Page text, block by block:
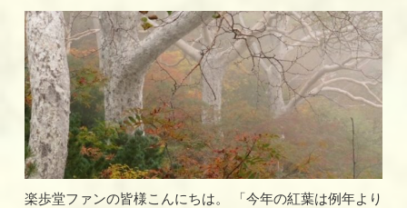
楽歩堂ファンの皆様こんにちは。 「今年の紅葉は例年より